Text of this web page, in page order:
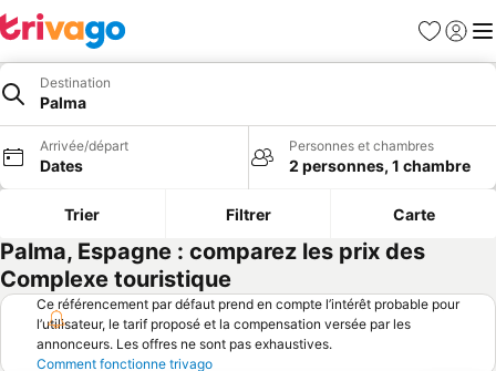
Favoris
Se
Destination
Palma
Arrivée/départ
Dates
Personnes et chambres
2 personnes, 1 chambre
Trier Filtrer Carte
Palma, Espagne : comparez les prix des
Complexe touristique
Ce référencement par défaut prend en compte l’intérêt probable pour
l’utilisateur, le tarif proposé et la compensation versée par les
annonceurs. Les offres ne sont pas exhaustives.
Comment fonctionne trivago